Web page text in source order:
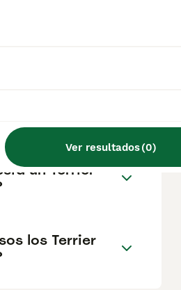
Ver resultados(0)
de un
un Terrier
los Terrier